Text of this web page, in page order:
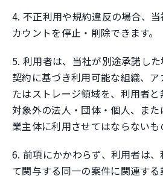
4. 不正利用や規約違反の場合、
カウントを停止・削除できます。
5. 利用者は、当社が別途承諾し
契約に基づき利用可能な組織、
たはストレージ領域を、利用者
対象外の法人・団体・個人、ま
業主体に利用させてはならないも
6. 前項にかかわらず、利用者は
て関与する同一の案件に関連する